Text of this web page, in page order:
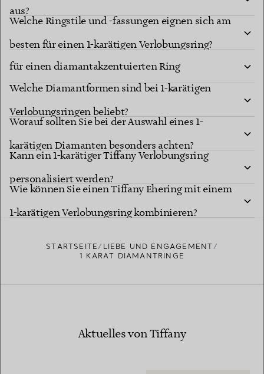
aus?
Welche Ringstile und -fassungen eignen sich am
besten für einen 1-karätigen Verlobungsring?
Sollten Sie sich für einen 1-karätigen Solitär oder
für einen diamantakzentuierten Ring
entscheiden?
Welche Diamantformen sind bei 1-karätigen
Verlobungsringen beliebt?
Worauf sollten Sie bei der Auswahl eines 1-
karätigen Diamanten besonders achten?
Kann ein 1-karätiger Tiffany Verlobungsring
personalisiert werden?
Wie können Sie einen Tiffany Ehering mit einem
1-karätigen Verlobungsring kombinieren?
STARTSEITE
LIEBE UND ENGAGEMENT
1 KARAT DIAMANTRINGE
Aktuelles von Tiffany